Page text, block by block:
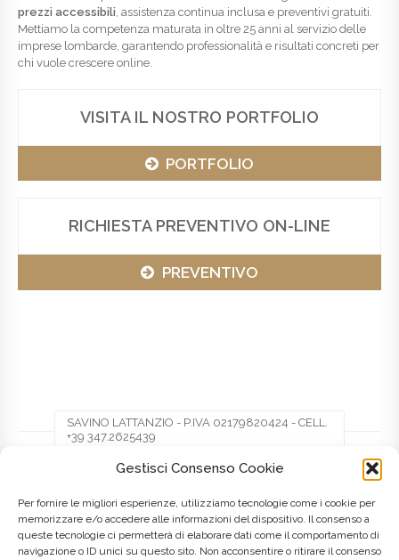
Gestisci Consenso Cookie
Per fornire le migliori esperienze, utilizziamo tecnologie come i cookie per
memorizzare e/o accedere alle informazioni del dispositivo. Il consenso a
queste tecnologie ci permetterà di elaborare dati come il comportamento di
navigazione o ID unici su questo sito. Non acconsentire o ritirare il consenso
prezzi accessibili, assistenza continua inclusa e preventivi gratuiti.
Mettiamo la competenza maturata in oltre 25 anni al servizio delle
imprese lombarde, garantendo professionalità e risultati concreti per
chi vuole crescere online.
VISITA IL NOSTRO PORTFOLIO
PORTFOLIO
RICHIESTA PREVENTIVO ON-LINE
PREVENTIVO
SAVINO LATTANZIO - P.IVA 02179820424 - CELL.
+39 347.2625439
Facebook Twitter Pinterest
LinkedIn